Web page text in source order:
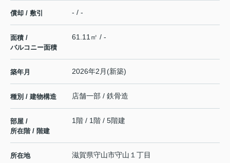
償却 / 敷引 - / -
面積 /
バルコニー面積
61.11㎡ / -
築年月 2026年2月(新築)
種別 / 建物構造 店舗一部 / 鉄骨造
部屋 /
所在階 / 階建
1階 / 1階 / 5階建
所在地 滋賀県守山市守山 １丁目